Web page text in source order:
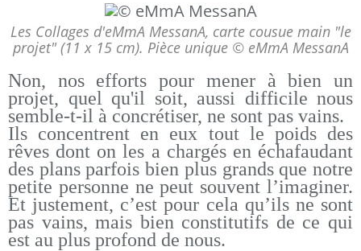
Les Collages d'eMmA MessanA, carte cousue main "le
projet" (11 x 15 cm). Pièce unique © eMmA MessanA
Non, nos efforts pour mener à bien un
projet, quel qu'il soit, aussi difficile nous
semble-t-il à concrétiser, ne sont pas vains.
Ils concentrent en eux tout le poids des
rêves dont on les a chargés en échafaudant
des plans parfois bien plus grands que notre
petite personne ne peut souvent l’imaginer.
Et justement, c’est pour cela qu’ils ne sont
pas vains, mais bien constitutifs de ce qui
est au plus profond de nous.